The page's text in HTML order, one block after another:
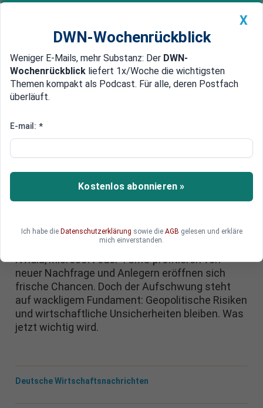
Newsticker MEIN DWN: Geldanlage Premium
Edelmetalle DWN-Magazin China
Das Comeback der Tech-
Anleger
Die Tech-Branche meldet sich mit Wucht zurück
– angetrieben von künstlicher Intelligenz, Cloud
schwachen Jahresstart zeigt sich der Sektor
erstaunlich widerstandsfähig. Unternehmen wie
Nvidia, Microsoft oder TSMC profitieren von
neuer Nachfrage und Anlegern eröffnen sich
frische Chancen. Doch der Aufschwung steht
auf wackligem Fundament: Geopolitische Risiken
und wirtschaftliche Unsicherheiten bleiben. Was
jetzt wichtig wird.
Deutsche Wirtschaftsnachrichten
X
DWN-Wochenrückblick
Weniger E-Mails, mehr Substanz: Der DWN-
Wochenrückblick liefert 1x/Woche die wichtigsten
Themen kompakt als Podcast. Für alle, deren Postfach
überläuft.
E-mail: *
Kostenlos abonnieren »
Ich habe die Datenschutzerklärung sowie die AGB gelesen und erkläre
mich einverstanden.